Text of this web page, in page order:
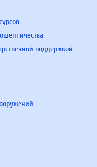
поддержкой